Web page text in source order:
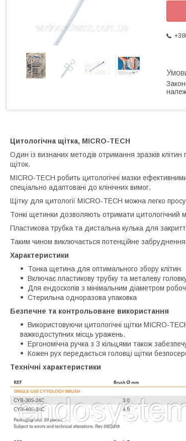
Цитологічна щітка, MICRO-TECH
Один із визнаних методів отримання зразків клітин
щіток.
MICRO-TECH робить цитологічні мазки
спеціально адаптовані до клінічних вимог.
Щітку для цитології MICRO-TECH можна легко
Тонкі щетинки дозволяють отримати цитологічний
Пластикова трубка та дистальна кулька для
Таким чином виключається потенційне забруднення
Характеристики
Тонка щетина для оптимального збору клітин
Включає пластикову трубку та металеву
Для ендоскопів з мінімальним діаметром
Стерильна одноразова упаковка
Безпечне та контрольоване використання
Використовуючи цитологічні щітки MICRO-
важкодоступних місць уражень.
Ергономічна ручка з 3 кільцями також
Кожен рух передається головці щітки
Технічні характеристики